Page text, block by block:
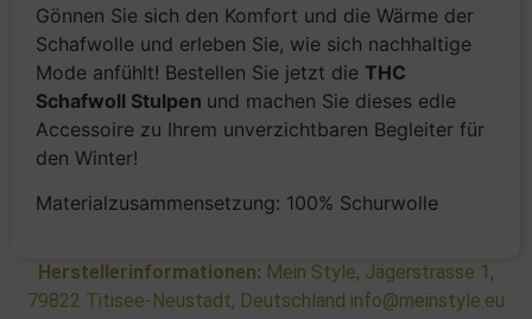
Gönnen Sie sich den Komfort und die Wärme der
Schafwolle und erleben Sie, wie sich nachhaltige
Mode anfühlt! Bestellen Sie jetzt die THC
Schafwoll Stulpen und machen Sie dieses edle
Accessoire zu Ihrem unverzichtbaren Begleiter für
den Winter!
Materialzusammensetzung: 100% Schurwolle
Herstellerinformationen: Mein Style, Jägerstrasse 1,
79822 Titisee-Neustadt, Deutschland info@meinstyle.eu